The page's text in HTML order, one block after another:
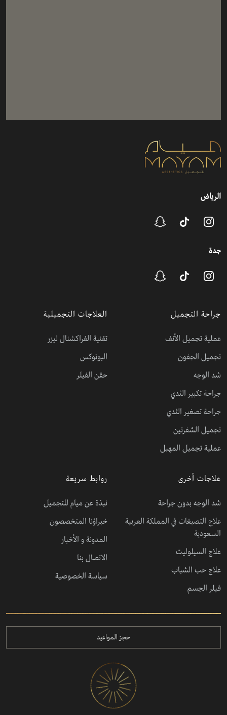
الرياض
جدة
جراحة التجميل
عملية تجميل الأنف
تجميل الجفون
شد الوجه
جراحة تكبير الثدي
جراحة تصغير الثدي
تجميل الشفرتين
عملية تجميل المهبل
العلاجات التجميلية
تقنية الفراكشنال ليزر
البوتوكس
حقن الفيلر
علاجات أخرى
شد الوجه بدون جراحة
علاج التصبغات في المملكة العربية
السعودية
علاج السيلوليت
علاج حب الشباب
فيلر الجسم
روابط سريعة
نبذة عن ميام للتجميل
خبراؤنا المتخصصون
المدونة و الأخبار
الاتصال بنا
سياسة الخصوصية
حجز المواعيد